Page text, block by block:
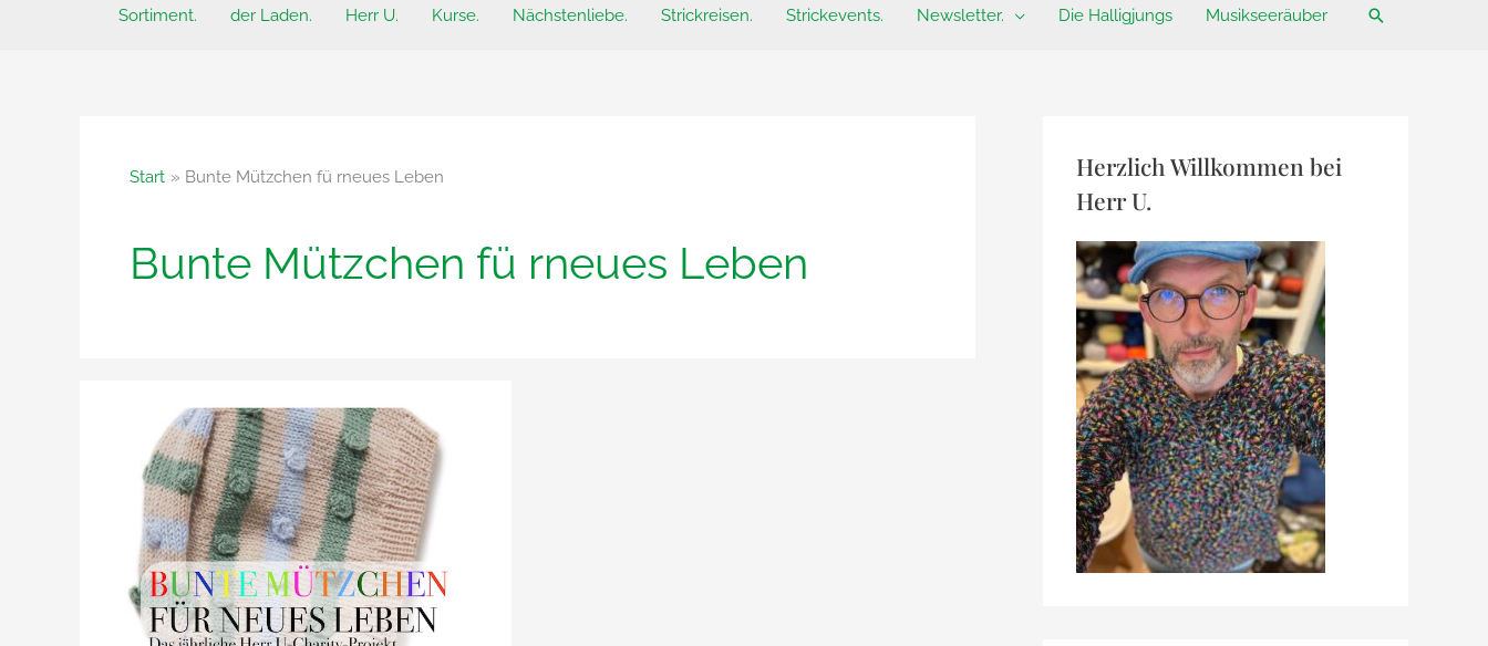
Sortiment. der Laden. Herr U. Kurse. Nächstenliebe. Strickreisen. Strickevents. Newsletter. Die Halligjungs Musikseeräuber Suchen
Start Bunte Mützchen fü rneues Leben
Bunte Mützchen fü rneues Leben
Herzlich Willkommen bei
Herr U.